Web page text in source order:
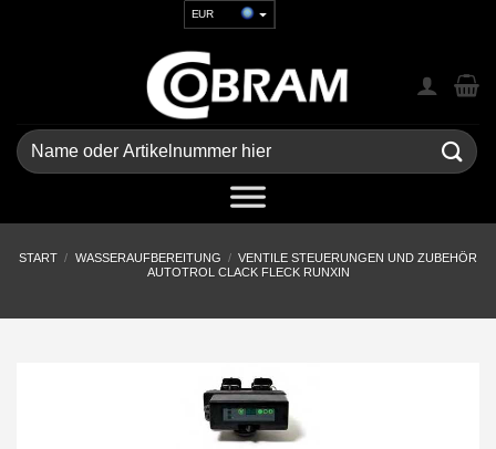
EUR
GBP
CHF
UAH
Suchen
nach:
START / WASSERAUFBEREITUNG / VENTILE STEUERUNGEN UND ZUBEHÖR
AUTOTROL CLACK FLECK RUNXIN